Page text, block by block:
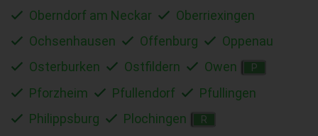
Oberndorf am Neckar
Oberriexingen
Ochsenhausen
Offenburg
Oppenau
Osterburken
Ostfildern Owen P
Pforzheim Pfullendorf
Pfullingen
Philippsburg
Plochingen R